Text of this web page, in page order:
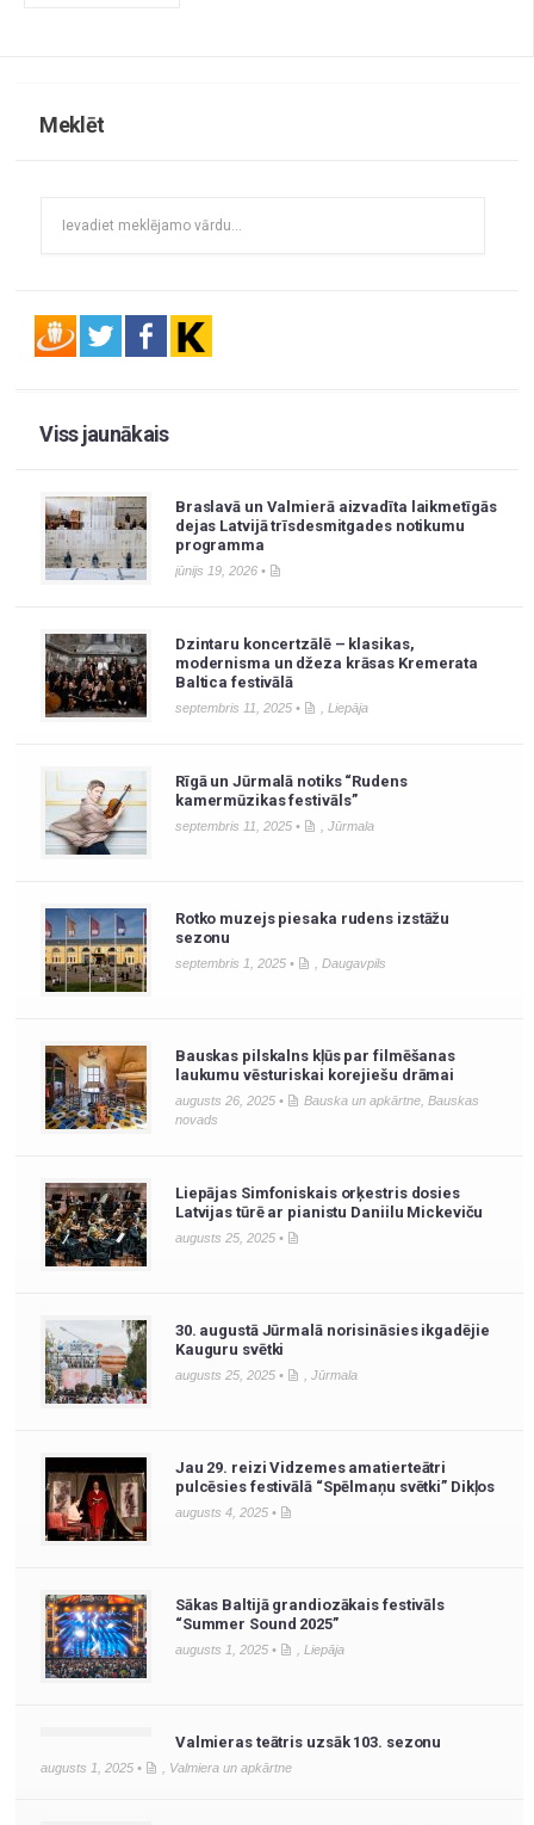
Meklēt
Viss jaunākais
Braslavā un Valmierā aizvadīta laikmetīgās
dejas Latvijā trīsdesmitgades notikumu
programma
jūnijs 19, 2026 •
Dzintaru koncertzālē – klasikas,
modernisma un džeza krāsas Kremerata
Baltica festivālā
septembris 11, 2025 • Liepāja
Rīgā un Jūrmalā notiks “Rudens
kamermūzikas festivāls”
septembris 11, 2025 • Jūrmala
Rotko muzejs piesaka rudens izstāžu
sezonu
septembris 1, 2025 • Daugavpils
Bauskas pilskalns kļūs par filmēšanas
laukumu vēsturiskai korejiešu drāmai
augusts 26, 2025 • Bauska un apkārtne, Bauskas
novads
Liepājas Simfoniskais orķestris dosies
Latvijas tūrē ar pianistu Daniilu Mickeviču
augusts 25, 2025 •
30. augustā Jūrmalā norisināsies ikgadējie
Kauguru svētki
augusts 25, 2025 • Jūrmala
Jau 29. reizi Vidzemes amatierteātri
pulcēsies festivālā “Spēlmaņu svētki” Dikļos
augusts 4, 2025 •
Sākas Baltijā grandiozākais festivāls
“Summer Sound 2025”
augusts 1, 2025 • Liepāja
Valmieras teātris uzsāk 103. sezonu
augusts 1, 2025 • Valmiera un apkārtne